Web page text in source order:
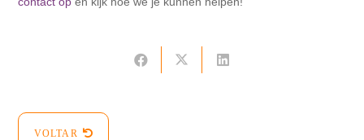
VOLTAR